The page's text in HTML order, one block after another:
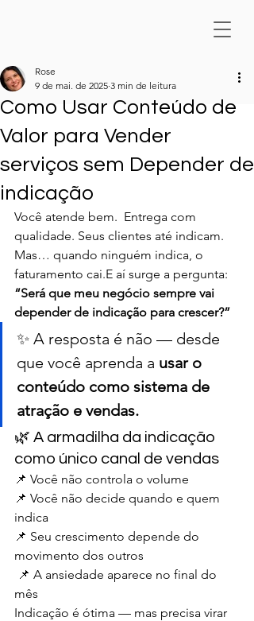
Como Usar Conteúdo de
Valor para Vender
serviços sem Depender de
indicação
Rose
9 de mai. de 2025 3 min de leitura
Você atende bem.  Entrega com
qualidade. Seus clientes até indicam.
Mas… quando ninguém indica, o
faturamento cai.E aí surge a pergunta:
“Será que meu negócio sempre vai
depender de indicação para crescer?”
✨ A resposta é não — desde
que você aprenda a usar o
conteúdo como sistema de
atração e vendas.
🌿 A armadilha da indicação
como único canal de vendas
📌 Você não controla o volume
📌 Você não decide quando e quem
indica
📌 Seu crescimento depende do
movimento dos outros
mês
Indicação é ótima — mas precisa virar